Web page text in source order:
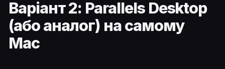
Варіант 2: Parallels Desktop
(або аналог) на самому
Mac